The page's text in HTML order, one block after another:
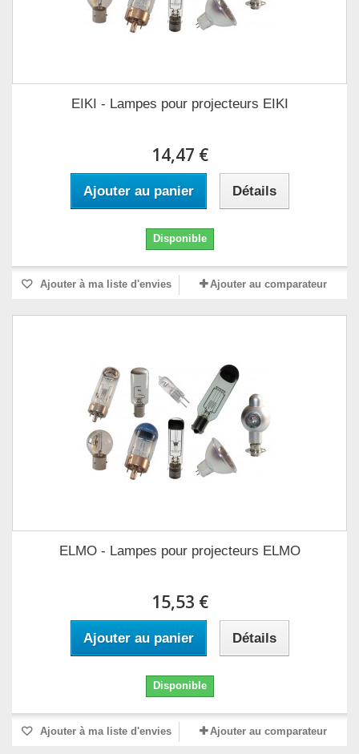
EIKI - Lampes pour projecteurs EIKI
14,47 €
Ajouter au panier Détails
Disponible
Ajouter à ma liste d'envies Ajouter au comparateur
ELMO - Lampes pour projecteurs ELMO
15,53 €
Ajouter au panier Détails
Disponible
Ajouter à ma liste d'envies Ajouter au comparateur